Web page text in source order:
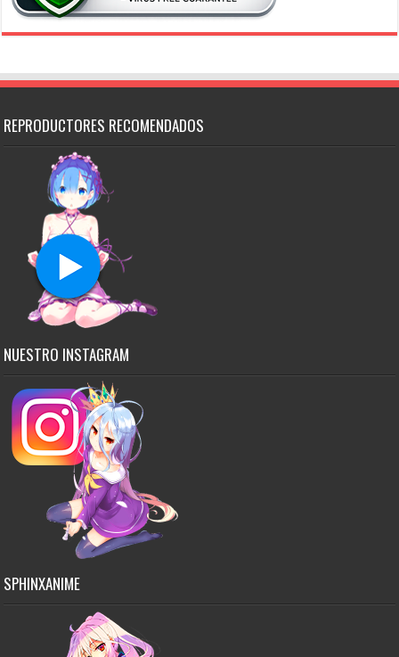
REPRODUCTORES RECOMENDADOS
NUESTRO INSTAGRAM
SPHINXANIME